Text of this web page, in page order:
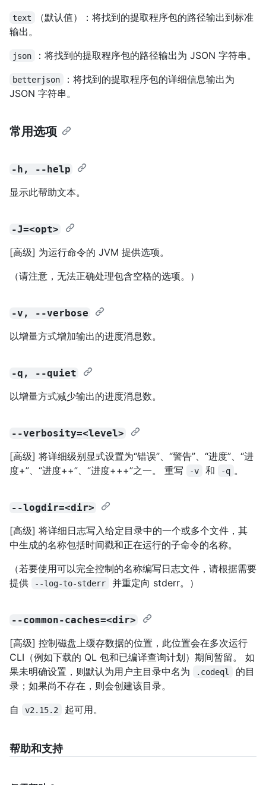
text
（默认值）：将找到的提取程序包的路径输出到标准
输出。
json ：将找到的提取程序包的路径输出为 JSON 字符串。
betterjson
：将找到的提取程序包的详细信息输出为
JSON 字符串。
常用选项
-h, --help
显示此帮助文本。
-J=<opt>
[高级] 为运行命令的 JVM 提供选项。
（请注意，无法正确处理包含空格的选项。）
-v, --verbose
以增量方式增加输出的进度消息数。
-q, --quiet
以增量方式减少输出的进度消息数。
--verbosity=<level>
[高级] 将详细级别显式设置为“错误”、“警告”、“进度”、“进
度+”、“进度++”、“进度+++”之一。 重写
-v 和 -q 。
--logdir=<dir>
[高级] 将详细日志写入给定目录中的一个或多个文件，其
中生成的名称包括时间戳和正在运行的子命令的名称。
（若要使用可以完全控制的名称编写日志文件，请根据需要
提供
--log-to-stderr 并重定向 stderr。）
--common-caches=<dir>
[高级] 控制磁盘上缓存数据的位置，此位置会在多次运行
CLI（例如下载的 QL 包和已编译查询计划）期间暂留。 如
果未明确设置，则默认为用户主目录中名为
.codeql
的目
录；如果尚不存在，则会创建该目录。
自
v2.15.2 起可用。
帮助和支持